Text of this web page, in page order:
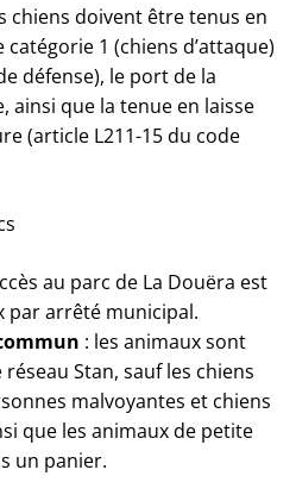
chiens doivent être tenus en
1 (chiens d’attaque)
défense), le port de la
ainsi que la tenue en laisse
(article L211-15 du code
au parc de La Douëra est
par arrêté municipal.
: les animaux sont
Stan, sauf les chiens
malvoyantes et chiens
que les animaux de petite
un panier.